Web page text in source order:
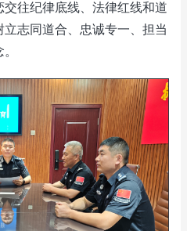
往纪律底线、法律红线和道
志同道合、忠诚专一、担当